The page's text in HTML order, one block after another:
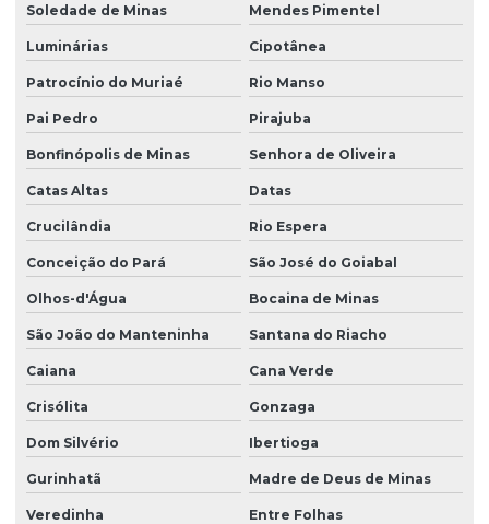
Soledade de Minas Mendes Pimentel
Luminárias Cipotânea
Patrocínio do Muriaé Rio Manso
Pai Pedro Pirajuba
Bonfinópolis de Minas Senhora de Oliveira
Catas Altas Datas
Crucilândia Rio Espera
Conceição do Pará São José do Goiabal
Olhos-d'Água Bocaina de Minas
São João do Manteninha Santana do Riacho
Caiana Cana Verde
Crisólita Gonzaga
Dom Silvério Ibertioga
Gurinhatã Madre de Deus de Minas
Veredinha Entre Folhas